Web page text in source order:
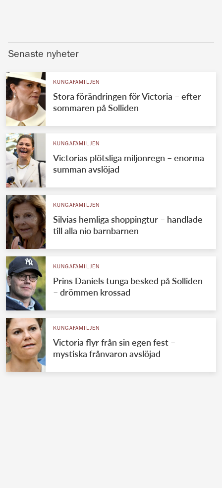
Senaste nyheter
KUNGAFAMILJEN
Stora förändringen för Victoria – efter
sommaren på Solliden
KUNGAFAMILJEN
Victorias plötsliga miljonregn – enorma
summan avslöjad
KUNGAFAMILJEN
Silvias hemliga shoppingtur – handlade
till alla nio barnbarnen
KUNGAFAMILJEN
Prins Daniels tunga besked på Solliden
– drömmen krossad
KUNGAFAMILJEN
Victoria flyr från sin egen fest –
mystiska frånvaron avslöjad